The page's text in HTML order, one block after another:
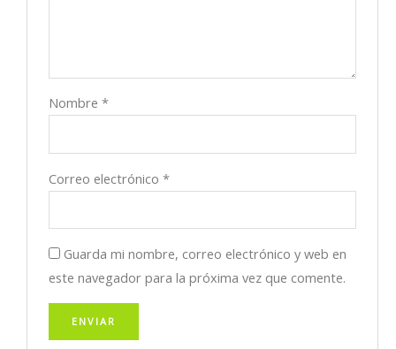
Nombre*
Correo electrónico*
Guarda mi nombre, correo electrónico y web en
este navegador para la próxima vez que comente.